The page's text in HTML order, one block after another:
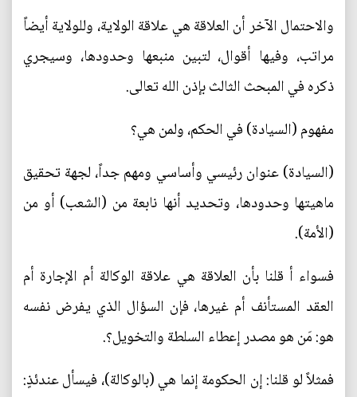
والاحتمال الآخر أن العلاقة هي علاقة الولاية، وللولاية أيضاً
مراتب، وفيها أقوال، لتبين منبعها وحدودها، وسيجري
ذكره في المبحث الثالث بإذن الله تعالى.
مفهوم (السيادة) في الحكم، ولمن هي؟
(السيادة) عنوان رئيسي وأساسي ومهم جداً، لجهة تحقيق
ماهيتها وحدودها، وتحديد أنها نابعة من (الشعب) أو من
(الأمة).
فسواء أ قلنا بأن العلاقة هي علاقة الوكالة أم الإجارة أم
العقد المستأنف أم غيرها، فإن السؤال الذي يفرض نفسه
هو: مَن هو مصدر إعطاء السلطة والتخويل؟.
فمثلاً لو قلنا: إن الحكومة إنما هي (بالوكالة)، فيسأل عندئذٍ: